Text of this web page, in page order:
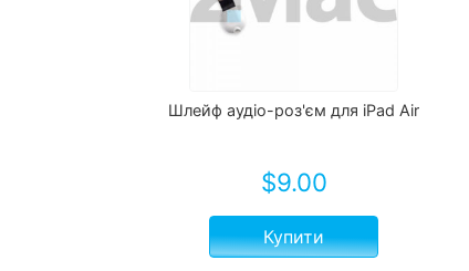
Шлейф аудіо-роз'єм для iPad Air
$9.00
Купити